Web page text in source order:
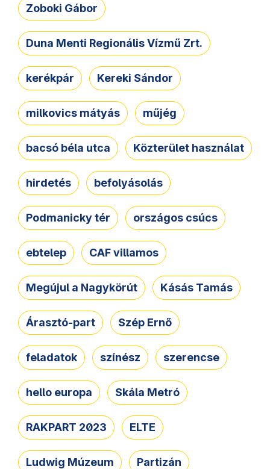
Zoboki Gábor
Duna Menti Regionális Vízmű Zrt.
kerékpár Kereki Sándor
milkovics mátyás műjég
bacsó béla utca Közterület használat
hirdetés befolyásolás
Podmanicky tér országos csúcs
ebtelep CAF villamos
Megújul a Nagykörút Kásás Tamás
Árasztó-part Szép Ernő
feladatok színész szerencse
hello europa Skála Metró
RAKPART 2023 ELTE
Ludwig Múzeum Partizán